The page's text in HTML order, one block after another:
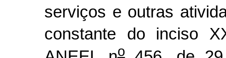
serviços e outras
constante do inciso
o